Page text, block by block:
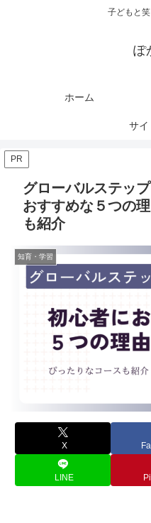
子どもと
ぽ
ホーム
サイ
PR
グローバルステッ
おすすめな５つの
も紹介
知育・学習
X
LINE